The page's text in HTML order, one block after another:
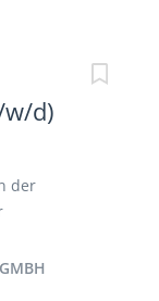
d)
der